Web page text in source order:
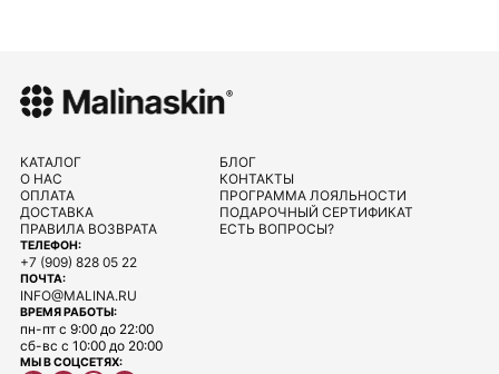
ТЕЛЕФОН:
+7 (909) 828 05 22
ПОЧТА:
INFO@MALINA.RU
ВРЕМЯ РАБОТЫ:
пн-пт с 9:00 до 22:00
сб-вс с 10:00 до 20:00
МЫ В СОЦСЕТЯХ:
КАТАЛОГ
О НАС
ОПЛАТА
ДОСТАВКА
ПРАВИЛА ВОЗВРАТА
БЛОГ
КОНТАКТЫ
ПРОГРАММА ЛОЯЛЬНОСТИ
ПОДАРОЧНЫЙ СЕРТИФИКАТ
ЕСТЬ ВОПРОСЫ?